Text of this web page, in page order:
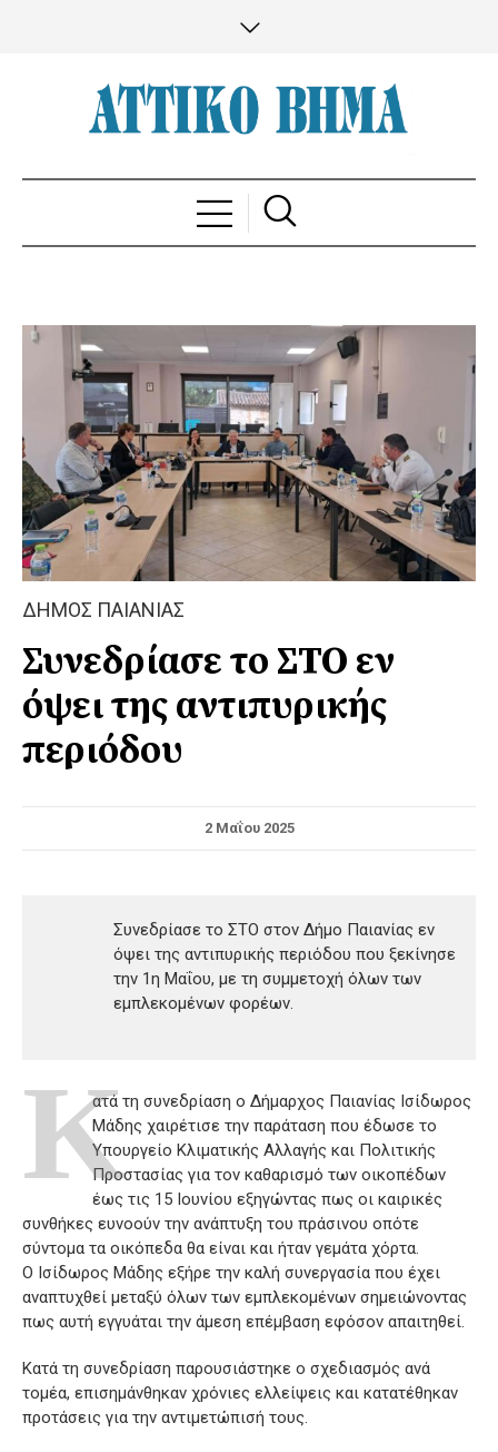
ΔΗΜΟΣ ΠΑΙΑΝΙΑΣ
Συνεδρίασε το ΣΤΟ εν
όψει της αντιπυρικής
περιόδου
2 Μαΐου 2025
Συνεδρίασε το ΣΤΟ στον Δήμο Παιανίας εν
όψει της αντιπυρικής περιόδου που ξεκίνησε
την 1η Μαΐου, με τη συμμετοχή όλων των
εμπλεκομένων φορέων.
Κατά τη συνεδρίαση ο Δήμαρχος Παιανίας Ισίδωρος
Μάδης χαιρέτισε την παράταση που έδωσε το
Υπουργείο Κλιματικής Αλλαγής και Πολιτικής
Προστασίας για τον καθαρισμό των οικοπέδων
έως τις 15 Ιουνίου εξηγώντας πως οι καιρικές
συνθήκες ευνοούν την ανάπτυξη του πράσινου οπότε
σύντομα τα οικόπεδα θα είναι και ήταν γεμάτα χόρτα.
Ο Ισίδωρος Μάδης εξήρε την καλή συνεργασία που έχει
αναπτυχθεί μεταξύ όλων των εμπλεκομένων σημειώνοντας
πως αυτή εγγυάται την άμεση επέμβαση εφόσον απαιτηθεί.
Κατά τη συνεδρίαση παρουσιάστηκε ο σχεδιασμός ανά
τομέα, επισημάνθηκαν χρόνιες ελλείψεις και κατατέθηκαν
προτάσεις για την αντιμετώπισή τους.